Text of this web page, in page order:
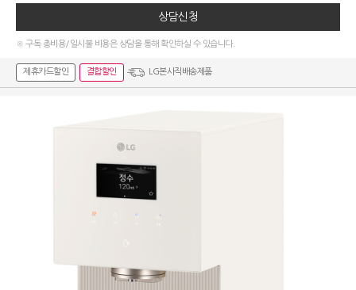
상담신청
※ 구독 총비용/일시불 비용은 상담을 통해 확인하실 수 있습니다.
제휴카드할인 결합할인 LG본사직배송제품